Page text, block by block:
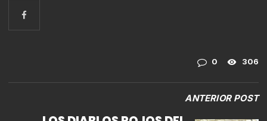
0 306
ANTERIOR POST